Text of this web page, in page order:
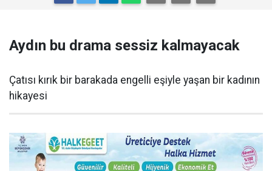
Aydın bu drama sessiz kalmayacak
Çatısı kırık bir barakada engelli eşiyle yaşan bir kadının
hikayesi